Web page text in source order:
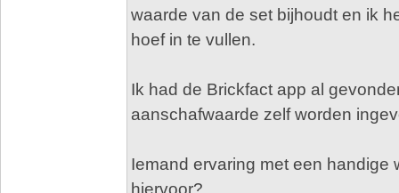
waarde van de set bijhoudt en ik
hoef in te vullen.
Ik had de Brickfact app al
aanschafwaarde zelf worden
Iemand ervaring met een handige
hiervoor?